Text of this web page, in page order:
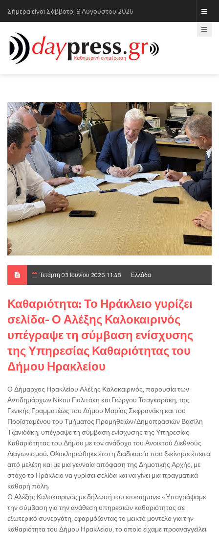
Σήμερα είναι Σάββατο, 8 Αυγούστου 2026
Τετάρτη 03 Ιουνίου 2026 11:48 Ελλάδα
Καθαριότητα: Το Ηράκλειο γυρίζει
σελίδα- Ο Αλέξης Καλοκαιρινός
υπέγραψε τη σύμβαση ενίσχυσης
της Υπηρεσίας Καθαριότητας του
Δήμου Ηρακλείου
Ο Δήμαρχος Ηρακλείου Αλέξης Καλοκαιρινός, παρουσία των
Αντιδημάρχων Νίκου Γιαλιτάκη και Γιώργου Τσαγκαράκη, της
Γενικής Γραμματέως του Δήμου Μαρίας Σκφρανάκη και του
Προϊσταμένου του Τμήματος Προμηθειών/Δημοπρασιών Βασίλη
Τζανιδάκη, υπέγραψε τη σύμβαση ενίσχυσης της Υπηρεσίας
Καθαριότητας του Δήμου με τον ανάδοχο του Ανοικτού Διεθνούς
Διαγωνισμού. Ολοκληρώθηκε έτσι η διαδικασία που ξεκίνησε έπειτα
από μελέτη και με μια γενναία απόφαση της Δημοτικής Αρχής, με
στόχο το Ηράκλειο να γυρίσει σελίδα και να γίνει μια πραγματικά
καθαρή πόλη.
Ο Αλέξης Καλοκαιρινός με δήλωσή του επεσήμανε: «Υπογράψαμε
την σύμβαση για την ανάθεση υπηρεσιών καθαριότητας σε
εξωτερικό συνεργάτη, εφαρμόζοντας το μεικτό μοντέλο για την
καθαριότητα του Δήμου Ηρακλείου, το οποίο είχαμε προαναγγείλει.